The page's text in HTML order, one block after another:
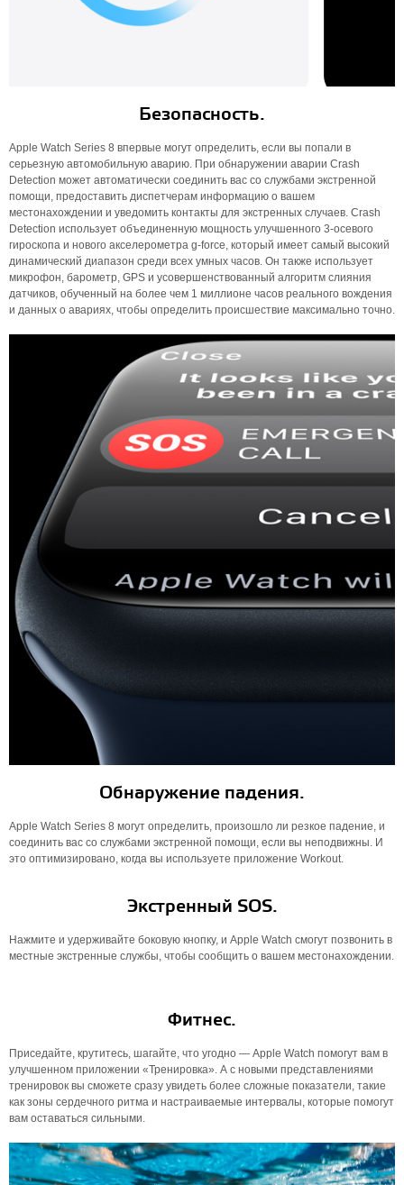
Безопасность.
Apple Watch Series 8 впервые могут определить, если вы попали в
серьезную автомобильную аварию. При обнаружении аварии Crash
Detection может автоматически соединить вас со службами экстренной
помощи, предоставить диспетчерам информацию о вашем
местонахождении и уведомить контакты для экстренных случаев. Crash
Detection использует объединенную мощность улучшенного 3-осевого
гироскопа и нового акселерометра g-force, который имеет самый высокий
динамический диапазон среди всех умных часов. Он также использует
микрофон, барометр, GPS и усовершенствованный алгоритм слияния
датчиков, обученный на более чем 1 миллионе часов реального вождения
и данных о авариях, чтобы определить происшествие максимально точно.
Обнаружение падения.
Apple Watch Series 8 могут определить, произошло ли резкое падение, и
соединить вас со службами экстренной помощи, если вы неподвижны. И
это оптимизировано, когда вы используете приложение Workout.
Экстренный SOS.
Нажмите и удерживайте боковую кнопку, и Apple Watch смогут позвонить в
местные экстренные службы, чтобы сообщить о вашем местонахождении.
Фитнес.
Приседайте, крутитесь, шагайте, что угодно — Apple Watch помогут вам в
улучшенном приложении «Тренировка». А с новыми представлениями
тренировок вы сможете сразу увидеть более сложные показатели, такие
как зоны сердечного ритма и настраиваемые интервалы, которые помогут
вам оставаться сильными.